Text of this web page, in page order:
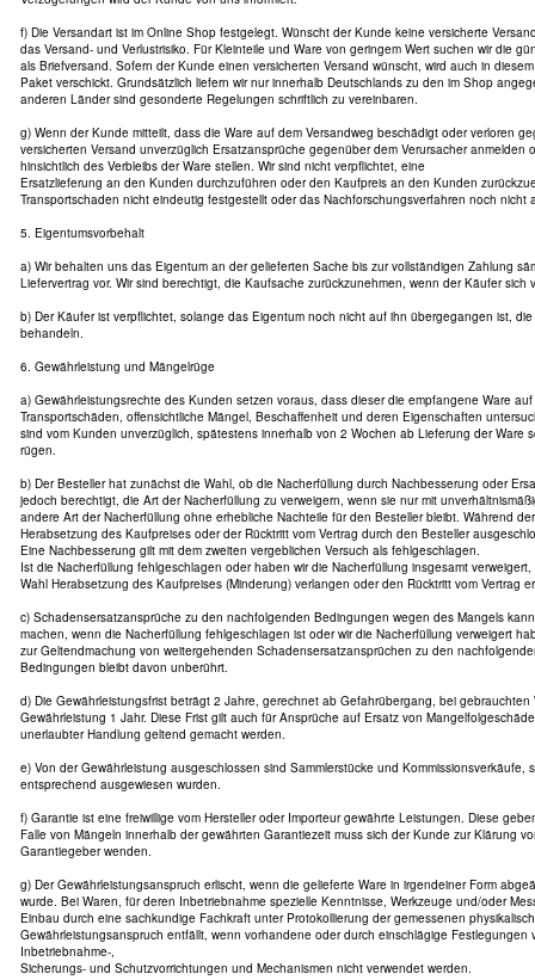
f) Die Versandart ist im Online Shop festgelegt. Wünscht der Kunde keine versicherte
das Versand- und Verlustrisiko. Für Kleinteile und Ware von geringem Wert suchen wir die
als Briefversand. Sofern der Kunde einen versicherten Versand wünscht, wird auch in
Paket verschickt. Grundsätzlich liefern wir nur innerhalb Deutschlands zu den im Shop
anderen Länder sind gesonderte Regelungen schriftlich zu vereinbaren.
g) Wenn der Kunde mitteilt, dass die Ware auf dem Versandweg beschädigt oder verloren
versicherten Versand unverzüglich Ersatzansprüche gegenüber dem Verursacher anmelden
hinsichtlich des Verbleibs der Ware stellen. Wir sind nicht verpflichtet, eine
Ersatzlieferung an den Kunden durchzuführen oder den Kaufpreis an den Kunden
Transportschaden nicht eindeutig festgestellt oder das Nachforschungsverfahren noch nicht
5. Eigentumsvorbehalt
a) Wir behalten uns das Eigentum an der gelieferten Sache bis zur vollständigen Zahlung
Liefervertrag vor. Wir sind berechtigt, die Kaufsache zurückzunehmen, wenn der Käufer sich
b) Der Käufer ist verpflichtet, solange das Eigentum noch nicht auf ihn übergegangen ist,
behandeln.
6. Gewährleistung und Mängelrüge
a) Gewährleistungsrechte des Kunden setzen voraus, dass dieser die empfangene Ware
Transportschäden, offensichtliche Mängel, Beschaffenheit und deren Eigenschaften
sind vom Kunden unverzüglich, spätestens innerhalb von 2 Wochen ab Lieferung der Ware
rügen.
b) Der Besteller hat zunächst die Wahl, ob die Nacherfüllung durch Nachbesserung oder
jedoch berechtigt, die Art der Nacherfüllung zu verweigern, wenn sie nur mit
andere Art der Nacherfüllung ohne erhebliche Nachteile für den Besteller bleibt. Während
Herabsetzung des Kaufpreises oder der Rücktritt vom Vertrag durch den Besteller
Eine Nachbesserung gilt mit dem zweiten vergeblichen Versuch als fehlgeschlagen.
Ist die Nacherfüllung fehlgeschlagen oder haben wir die Nacherfüllung insgesamt
Wahl Herabsetzung des Kaufpreises (Minderung) verlangen oder den Rücktritt vom Vertrag
c) Schadensersatzansprüche zu den nachfolgenden Bedingungen wegen des Mangels
machen, wenn die Nacherfüllung fehlgeschlagen ist oder wir die Nacherfüllung verweigert
zur Geltendmachung von weitergehenden Schadensersatzansprüchen zu den
Bedingungen bleibt davon unberührt.
d) Die Gewährleistungsfrist beträgt 2 Jahre, gerechnet ab Gefahrübergang, bei gebrauchten
Gewährleistung 1 Jahr. Diese Frist gilt auch für Ansprüche auf Ersatz von
unerlaubter Handlung geltend gemacht werden.
e) Von der Gewährleistung ausgeschlossen sind Sammlerstücke und Kommissionsverkäufe,
entsprechend ausgewiesen wurden.
f) Garantie ist eine freiwillige vom Hersteller oder Importeur gewährte Leistungen. Diese
Falle von Mängeln innerhalb der gewährten Garantiezeit muss sich der Kunde zur Klärung
Garantiegeber wenden.
g) Der Gewährleistungsanspruch erlischt, wenn die gelieferte Ware in irgendeiner Form
wurde. Bei Waren, für deren Inbetriebnahme spezielle Kenntnisse, Werkzeuge und/oder
Einbau durch eine sachkundige Fachkraft unter Protokollierung der gemessenen
Gewährleistungsanspruch entfällt, wenn vorhandene oder durch einschlägige Festlegungen
Inbetriebnahme-,
Sicherungs- und Schutzvorrichtungen und Mechanismen nicht verwendet werden.